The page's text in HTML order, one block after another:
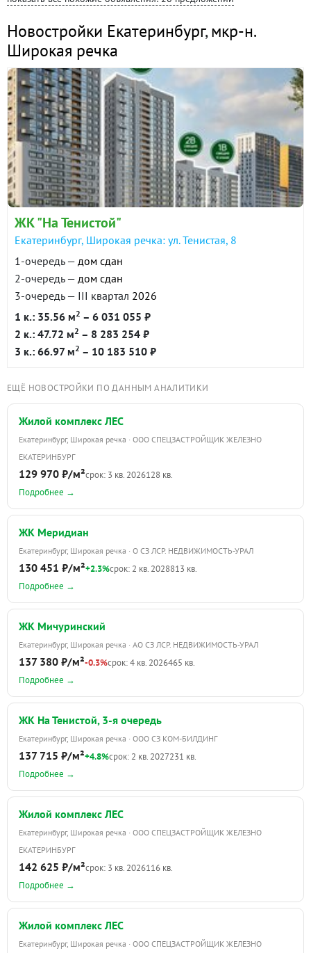
Новостройки Екатеринбург,мкр-н.
Широкая речка
ЖК "На Тенистой"
Екатеринбург, Широкая речка: ул. Тенистая, 8
1-очередь — дом сдан
2-очередь — дом сдан
3-очередь — III квартал 2026
1 к.: 35.56 м2 – 6 031 055 ₽
2 к.: 47.72 м2 – 8 283 254 ₽
3 к.: 66.97 м2 – 10 183 510 ₽
ЕЩЁ НОВОСТРОЙКИ ПО ДАННЫМ АНАЛИТИКИ
Жилой комплекс ЛЕС
Екатеринбург, Широкая речка · ООО СПЕЦЗАСТРОЙЩИК ЖЕЛЕЗНО
ЕКАТЕРИНБУРГ
129 970 ₽/м²срок: 3 кв. 2026128 кв.
Подробнее →
ЖК Меридиан
Екатеринбург, Широкая речка · О СЗ ЛСР. НЕДВИЖИМОСТЬ-УРАЛ
130 451 ₽/м²+2.3%срок: 2 кв. 2028813 кв.
Подробнее →
ЖК Мичуринский
Екатеринбург, Широкая речка · АО СЗ ЛСР. НЕДВИЖИМОСТЬ-УРАЛ
137 380 ₽/м²-0.3%срок: 4 кв. 2026465 кв.
Подробнее →
ЖК На Тенистой, 3-я очередь
Екатеринбург, Широкая речка · ООО СЗ КОМ-БИЛДИНГ
137 715 ₽/м²+4.8%срок: 2 кв. 2027231 кв.
Подробнее →
Жилой комплекс ЛЕС
Екатеринбург, Широкая речка · ООО СПЕЦЗАСТРОЙЩИК ЖЕЛЕЗНО
ЕКАТЕРИНБУРГ
142 625 ₽/м²срок: 3 кв. 2026116 кв.
Подробнее →
Жилой комплекс ЛЕС
Екатеринбург, Широкая речка · ООО СПЕЦЗАСТРОЙЩИК ЖЕЛЕЗНО